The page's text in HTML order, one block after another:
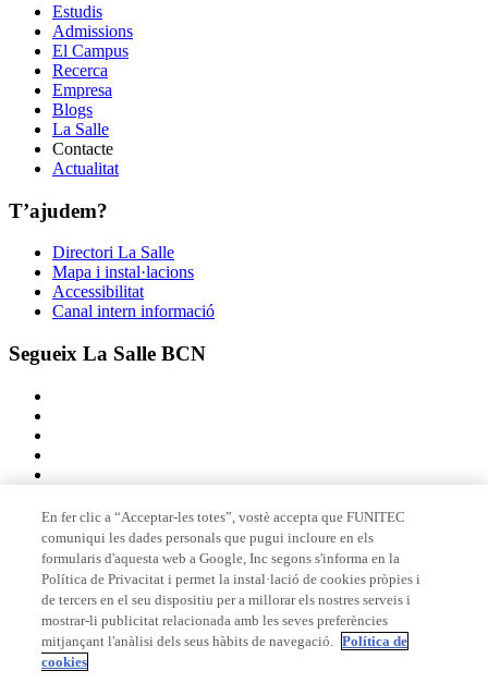
Estudis
Admissions
El Campus
Recerca
Empresa
Blogs
La Salle
Contacte
Actualitat
T’ajudem?
Directori La Salle
Mapa i instal·lacions
Accessibilitat
Canal intern informació
Segueix La Salle BCN
Membre de
Acreditacions
En fer clic a “Acceptar-les totes”, vostè accepta que FUNITEC
comuniqui les dades personals que pugui incloure en els
formularis d'aquesta web a Google, Inc segons s'informa en la
Política de Privacitat i permet la instal·lació de cookies pròpies i
de tercers en el seu dispositiu per a millorar els nostres serveis i
mostrar-li publicitat relacionada amb les seves preferències
mitjançant l'anàlisi dels seus hàbits de navegació. Política de
cookies